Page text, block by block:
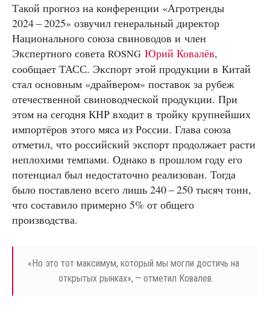
Такой прогноз на конференции «Агротренды
2024 – 2025» озвучил генеральный директор
Национального союза свиноводов и член
Экспертного совета ROSNG Юрий Ковалёв,
сообщает ТАСС. Экспорт этой продукции в Китай
стал основным «драйвером» поставок за рубеж
отечественной свиноводческой продукции. При
этом на сегодня КНР входит в тройку крупнейших
импортёров этого мяса из России. Глава союза
отметил, что российский экспорт продолжает расти
неплохими темпами. Однако в прошлом году его
потенциал был недостаточно реализован. Тогда
было поставлено всего лишь 240 – 250 тысяч тонн,
что составило примерно 5% от общего
производства.
« Но это тот максимум, который мы могли достичь на
открытых рынках», — отметил Ковалев.